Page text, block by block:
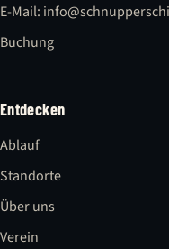
E-Mail:
Buchung
Entdecken
Ablauf
Standorte
Über uns
Verein